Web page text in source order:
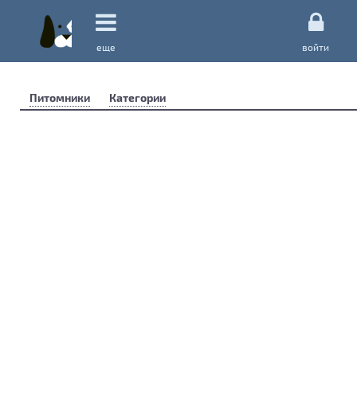
еще войти
Питомники Категории